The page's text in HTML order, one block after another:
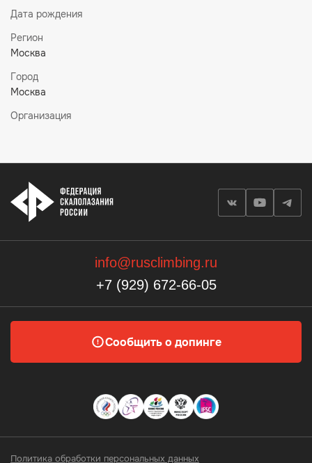
Дата рождения
Регион
Москва
Город
Москва
Организация
info@rusclimbing.ru
+7 (929) 672-66-05
Сообщить о допинге
Политика обработки персональных данных